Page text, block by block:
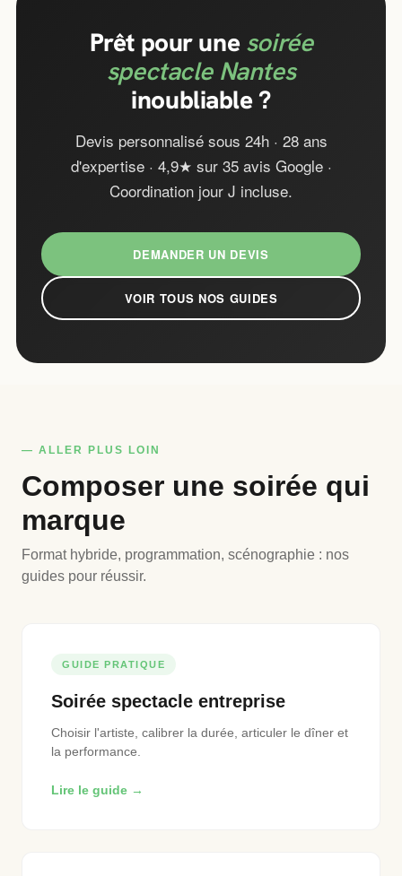
Prêt pour unesoirée
spectacle Nantes
inoubliable ?
Devis personnalisé sous 24h · 28 ans
d'expertise · 4,9★ sur 35 avis Google ·
Coordination jour J incluse.
DEMANDER UN DEVIS
VOIR TOUS NOS GUIDES
— ALLER PLUS LOIN
Composer une soirée qui
marque
Format hybride, programmation, scénographie : nos
guides pour réussir.
GUIDE PRATIQUE
Soirée spectacle entreprise
Choisir l'artiste, calibrer la durée, articuler le dîner et
la performance.
Lire le guide →